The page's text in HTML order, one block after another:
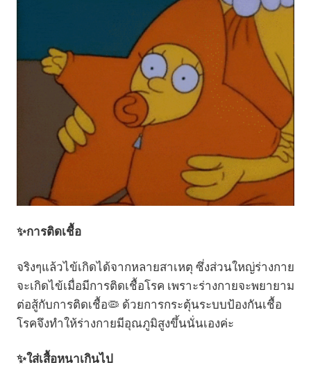
✨การติดเชื้อ
จริงๆแล้วไข้เกิดได้จากหลายสาเหตุ ซึ่งส่วนใหญ่ร่างกาย
จะเกิดไข้เมื่อมีการติดเชื้อโรค เพราะร่างกายจะพยายาม
ต่อสู้กับการติดเชื้อ🦠 ด้วยการกระตุ้นระบบป้องกันเชื้อ
โรคจึงทำให้ร่างกายมีอุณภูมิสูงขึ้นนั่นเองค่ะ
✨ใส่เสื้อหนาเกินไป